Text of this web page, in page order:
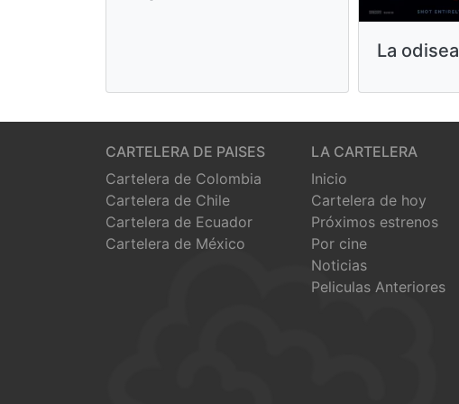
La odisea
CARTELERA DE PAISES
Cartelera de Colombia
Cartelera de Chile
Cartelera de Ecuador
Cartelera de México
LA CARTELERA
Inicio
Cartelera de hoy
Próximos estrenos
Por cine
Noticias
Peliculas Anteriores